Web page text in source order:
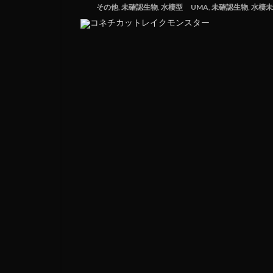
その他, 未確認生物, 水棲型 UMA, 未確認生物, 水棲